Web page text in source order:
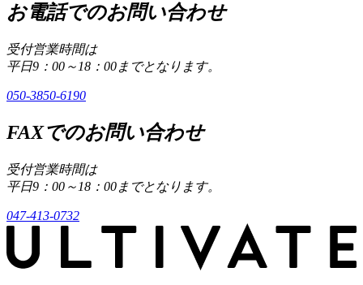
お電話でのお問い合わせ
受付営業時間は
平日9：00～18：00までとなります。
050-3850-6190
FAXでのお問い合わせ
受付営業時間は
平日9：00～18：00までとなります。
047-413-0732